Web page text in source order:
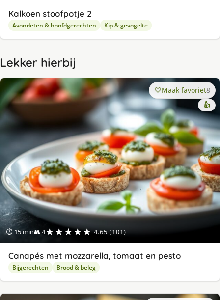
Kalkoen stoofpotje 2
Avondeten & hoofdgerechten Kip & gevogelte
Lekker hierbij
⏱ 15 min👥 4★★★★★ 4.65 (101)
Maak favoriet8
👍
Canapés met mozzarella, tomaat en pesto
Bijgerechten Brood & beleg